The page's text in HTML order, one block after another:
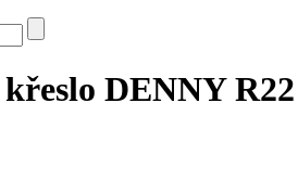
DENNY R22